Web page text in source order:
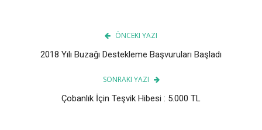
ÖNCEKI YAZI
2018 Yılı Buzağı Destekleme Başvuruları Başladı
SONRAKI YAZI
Çobanlık İçin Teşvik Hibesi : 5.000 TL